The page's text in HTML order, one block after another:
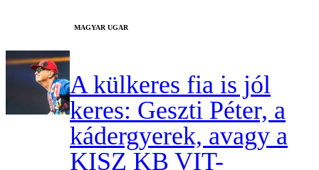
MAGYAR UGAR
A külkeres fia is jól
keres: Geszti Péter, a
kádergyerek, avagy a
KISZ KB VIT-